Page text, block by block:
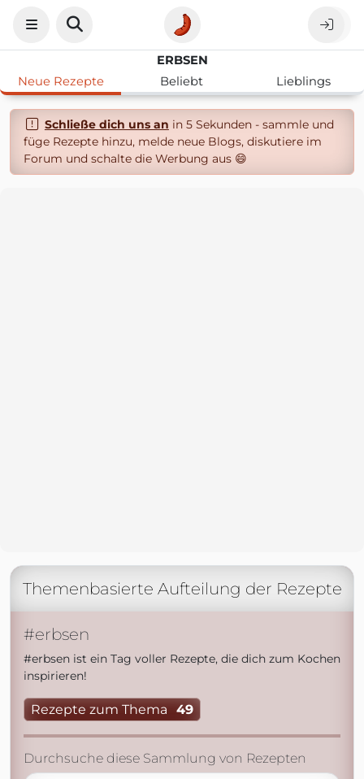
ERBSEN
Neue Rezepte
Beliebt Lieblings
Schließe dich uns an in 5 Sekunden - sammle und
füge Rezepte hinzu, melde neue Blogs, diskutiere im
Forum und schalte die Werbung aus 😄
Themenbasierte Aufteilung der Rezepte
#erbsen
#erbsen ist ein Tag voller Rezepte, die dich zum Kochen
inspirieren!
Rezepte zum Thema 49
Durchsuche diese Sammlung von Rezepten